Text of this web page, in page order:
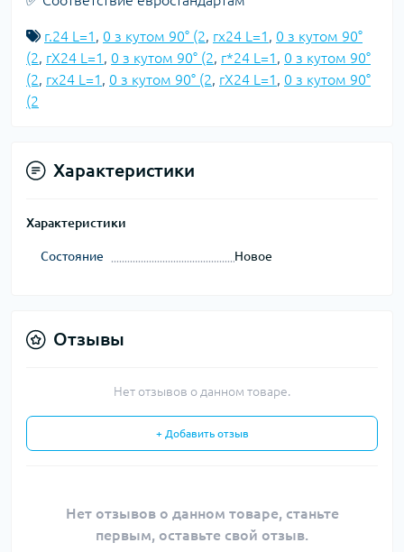
г.24 L=1 , 0 з кутом 90° (2, гx24 L=1 , 0 з кутом 90°
(2, гX24 L=1 , 0 з кутом 90° (2, г*24 L=1 , 0 з кутом 90°
(2, гх24 L=1 , 0 з кутом 90° (2, гХ24 L=1 , 0 з кутом 90°
(2
Характеристики
Характеристики
Состояние Новое
Отзывы
Нет отзывов о данном товаре.
+ Добавить отзыв
Нет отзывов о данном товаре, станьте
первым, оставьте свой отзыв.